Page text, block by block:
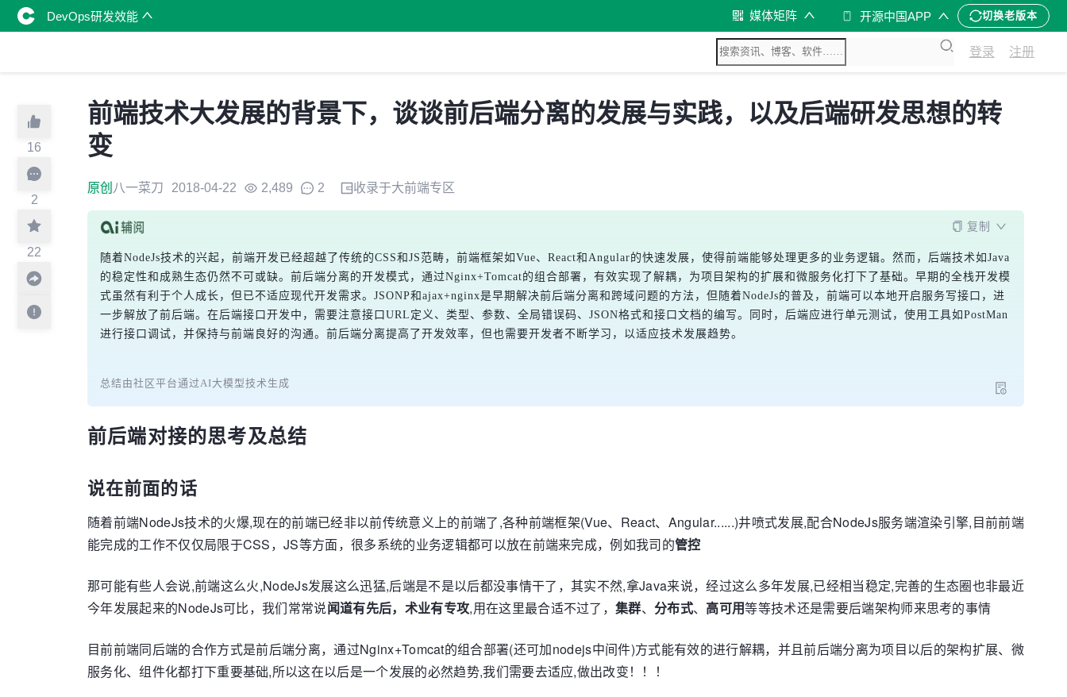
DevOps研发效能 媒体矩阵 开源中国APP 切换老版本
登录 注册
16
2
22
前端技术大发展的背景下，谈谈前后端分离的发展与实践，以及后端研发思想的转
变
原创 八一菜刀 2018-04-22 2,489 2 收录于大前端专区
复制
随着NodeJs技术的兴起，前端开发已经超越了传统的CSS和JS范畴，前端框架如Vue、React和Angular的快速发展，使得前端能够处理更多的业务逻辑。然而，后端技术如Java
的稳定性和成熟生态仍然不可或缺。前后端分离的开发模式，通过Nginx+Tomcat的组合部署，有效实现了解耦，为项目架构的扩展和微服务化打下了基础。早期的全栈开发模
式虽然有利于个人成长，但已不适应现代开发需求。JSONP和ajax+nginx是早期解决前后端分离和跨域问题的方法，但随着NodeJs的普及，前端可以本地开启服务写接口，进
一步解放了前后端。在后端接口开发中，需要注意接口URL定义、类型、参数、全局错误码、JSON格式和接口文档的编写。同时，后端应进行单元测试，使用工具如PostMan
进行接口调试，并保持与前端良好的沟通。前后端分离提高了开发效率，但也需要开发者不断学习，以适应技术发展趋势。
总结由社区平台通过AI大模型技术生成
前后端对接的思考及总结
说在前面的话
随着前端NodeJs技术的火爆,现在的前端已经非以前传统意义上的前端了,各种前端框架(Vue、React、Angular......)井喷式发展,配合NodeJs服务端渲染引擎,目前前端
能完成的工作不仅仅局限于CSS，JS等方面，很多系统的业务逻辑都可以放在前端来完成，例如我司的管控
那可能有些人会说,前端这么火,NodeJs发展这么迅猛,后端是不是以后都没事情干了，其实不然,拿Java来说，经过这么多年发展,已经相当稳定,完善的生态圈也非最近
今年发展起来的NodeJs可比，我们常常说闻道有先后，术业有专攻,用在这里最合适不过了，集群、分布式、 高可用等等技术还是需要后端架构师来思考的事情
目前前端同后端的合作方式是前后端分离，通过Nginx+Tomcat的组合部署(还可加nodejs中间件)方式能有效的进行解耦，并且前后端分离为项目以后的架构扩展、微
服务化、组件化都打下重要基础,所以这在以后是一个发展的必然趋势,我们需要去适应,做出改变！！！